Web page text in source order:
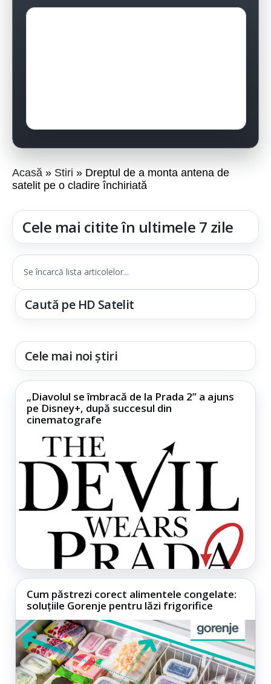
Acasă Stiri
Dreptul de a monta antena de
satelit pe o cladire închiriată
Cele mai citite în ultimele 7 zile
Se încarcă lista articolelor...
Caută pe HD Satelit
Cele mai noi știri
„Diavolul se îmbracă de la Prada 2” a ajuns
pe Disney+, după succesul din
cinematografe
Cum păstrezi corect alimentele congelate:
soluțiile Gorenje pentru lăzi frigorifice